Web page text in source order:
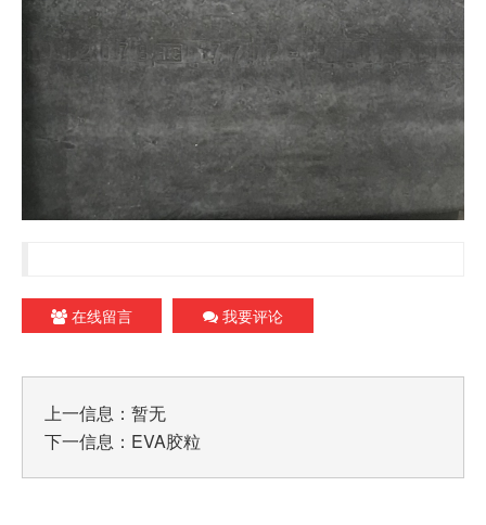
在线留言 我要评论
上一信息：暂无
下一信息： EVA胶粒